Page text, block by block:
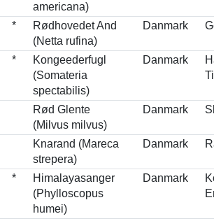
americana)
*
Rødhovedet And
(Netta rufina)
Danmark
*
Kongeederfugl
(Somateria
spectabilis)
Danmark
Rød Glente
(Milvus milvus)
Danmark
Knarand (Mareca
strepera)
Danmark
*
Himalayasanger
(Phylloscopus
humei)
Danmark